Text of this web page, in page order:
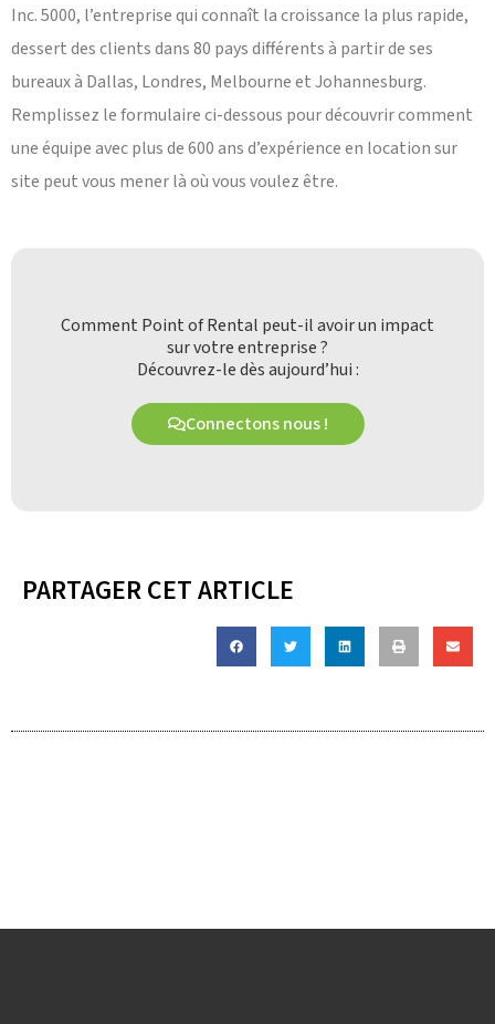
Inc. 5000, l’entreprise qui connaît la croissance la plus rapide,
dessert des clients dans 80 pays différents à partir de ses
bureaux à Dallas, Londres, Melbourne et Johannesburg.
Remplissez le formulaire ci-dessous pour découvrir comment
une équipe avec plus de 600 ans d’expérience en location sur
site peut vous mener là où vous voulez être.
Comment Point of Rental peut-il avoir un impact
sur votre entreprise ?
Découvrez-le dès aujourd’hui :
Connectons nous !
PARTAGER CET ARTICLE